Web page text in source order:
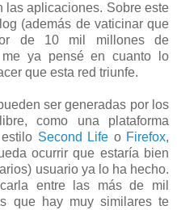
las aplicaciones. Sobre este
(además de vaticinar que
de 10 mil millones de
ya pensé en cuanto lo
que esta red triunfe.
ser generadas por los
como una plataforma
Second Life o Firefox,
ocurrir que estaría bien
usuario ya lo ha hecho.
entre las más de mil
que hay muy similares te